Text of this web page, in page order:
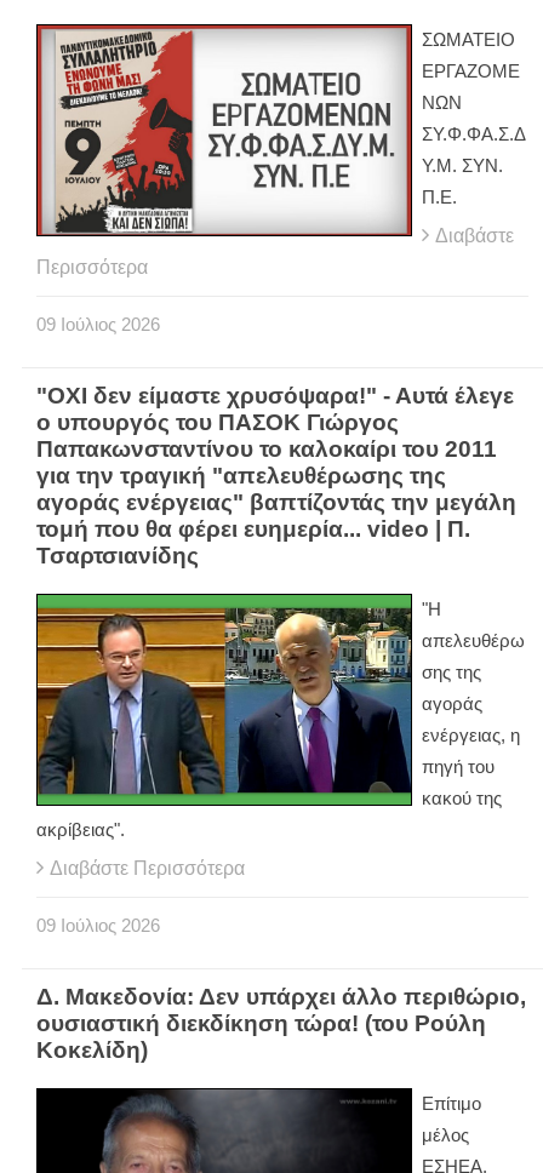
ΣΩΜΑΤΕΙΟ
ΕΡΓΑΖΟΜΕ
ΝΩΝ
ΣΥ.Φ.ΦΑ.Σ.Δ
Υ.Μ. ΣΥΝ.
Π.Ε.
Διαβάστε
Περισσότερα
09 Ιούλιος 2026
"ΟΧΙ δεν είμαστε χρυσόψαρα!" - Αυτά έλεγε
ο υπουργός του ΠΑΣΟΚ Γιώργος
Παπακωνσταντίνου το καλοκαίρι του 2011
για την τραγική "απελευθέρωσης της
αγοράς ενέργειας" βαπτίζοντάς την μεγάλη
τομή που θα φέρει ευημερία... video | Π.
Τσαρτσιανίδης
"Η
απελευθέρω
σης της
αγοράς
ενέργειας, η
πηγή του
κακού της
ακρίβειας".
Διαβάστε Περισσότερα
09 Ιούλιος 2026
Δ. Μακεδονία: Δεν υπάρχει άλλο περιθώριο,
ουσιαστική διεκδίκηση τώρα! (του Ρούλη
Κοκελίδη)
Επίτιμο
μέλος
ΕΣΗΕΑ,